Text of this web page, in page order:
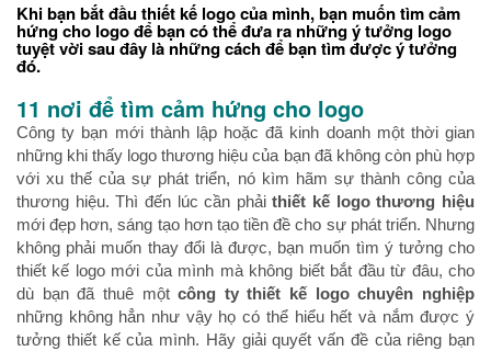
Khi bạn bắt đầu thiết kế logo của mình, bạn muốn tìm cảm
hứng cho logo để bạn có thể đưa ra những ý tưởng logo
tuyệt vời sau đây là những cách để bạn tìm được ý tưởng
đó.
11 nơi để tìm cảm hứng cho logo
Công ty bạn mới thành lập hoặc đã kinh doanh một thời gian
những khi thấy logo thương hiệu của bạn đã không còn phù hợp
với xu thế của sự phát triển, nó kìm hãm sự thành công của
thương hiệu. Thì đến lúc cần phảithiết kế logo thương hiệu
mới đẹp hơn, sáng tạo hơn tạo tiền đề cho sự phát triển. Nhưng
không phải muốn thay đổi là được, bạn muốn tìm ý tưởng cho
thiết kế logo mới của mình mà không biết bắt đầu từ đâu, cho
dù bạn đã thuê mộtcông ty thiết kế logo chuyên nghiệp
những không hẳn như vậy họ có thể hiểu hết và nắm được ý
tưởng thiết kế của mình. Hãy giải quyết vấn đề của riêng bạn